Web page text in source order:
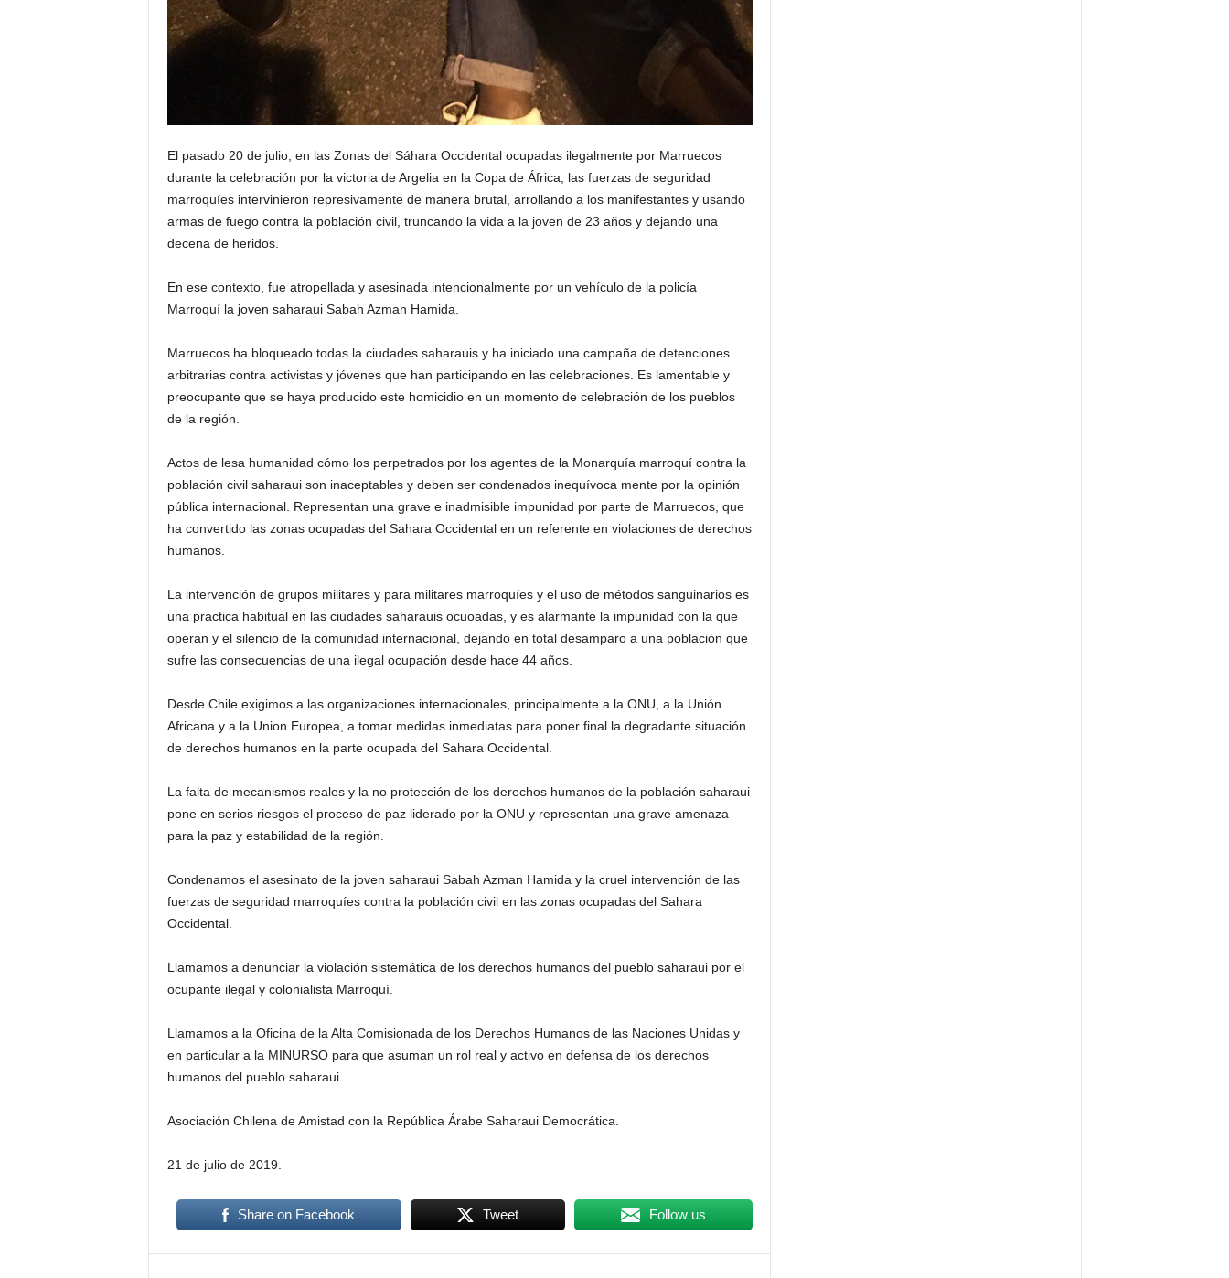
El pasado 20 de julio, en las Zonas del Sáhara Occidental ocupadas ilegalmente por Marruecos
durante la celebración por la victoria de Argelia en la Copa de África, las fuerzas de seguridad
marroquíes intervinieron represivamente de manera brutal, arrollando a los manifestantes y usando
armas de fuego contra la población civil, truncando la vida a la joven de 23 años y dejando una
decena de heridos.
En ese contexto, fue atropellada y asesinada intencionalmente por un vehículo de la policía
Marroquí la joven saharaui Sabah Azman Hamida.
Marruecos ha bloqueado todas la ciudades saharauis y ha iniciado una campaña de detenciones
arbitrarias contra activistas y jóvenes que han participando en las celebraciones. Es lamentable y
preocupante que se haya producido este homicidio en un momento de celebración de los pueblos
de la región.
Actos de lesa humanidad cómo los perpetrados por los agentes de la Monarquía marroquí contra la
población civil saharaui son inaceptables y deben ser condenados inequívoca mente por la opinión
pública internacional. Representan una grave e inadmisible impunidad por parte de Marruecos, que
ha convertido las zonas ocupadas del Sahara Occidental en un referente en violaciones de derechos
humanos.
La intervención de grupos militares y para militares marroquíes y el uso de métodos sanguinarios es
una practica habitual en las ciudades saharauis ocuoadas, y es alarmante la impunidad con la que
operan y el silencio de la comunidad internacional, dejando en total desamparo a una población que
sufre las consecuencias de una ilegal ocupación desde hace 44 años.
Desde Chile exigimos a las organizaciones internacionales, principalmente a la ONU, a la Unión
Africana y a la Union Europea, a tomar medidas inmediatas para poner final la degradante situación
de derechos humanos en la parte ocupada del Sahara Occidental.
La falta de mecanismos reales y la no protección de los derechos humanos de la población saharaui
pone en serios riesgos el proceso de paz liderado por la ONU y representan una grave amenaza
para la paz y estabilidad de la región.
Condenamos el asesinato de la joven saharaui Sabah Azman Hamida y la cruel intervención de las
fuerzas de seguridad marroquíes contra la población civil en las zonas ocupadas del Sahara
Occidental.
Llamamos a denunciar la violación sistemática de los derechos humanos del pueblo saharaui por el
ocupante ilegal y colonialista Marroquí.
Llamamos a la Oficina de la Alta Comisionada de los Derechos Humanos de las Naciones Unidas y
en particular a la MINURSO para que asuman un rol real y activo en defensa de los derechos
humanos del pueblo saharaui.
Asociación Chilena de Amistad con la República Árabe Saharaui Democrática.
21 de julio de 2019.
Share on Facebook Tweet Follow us